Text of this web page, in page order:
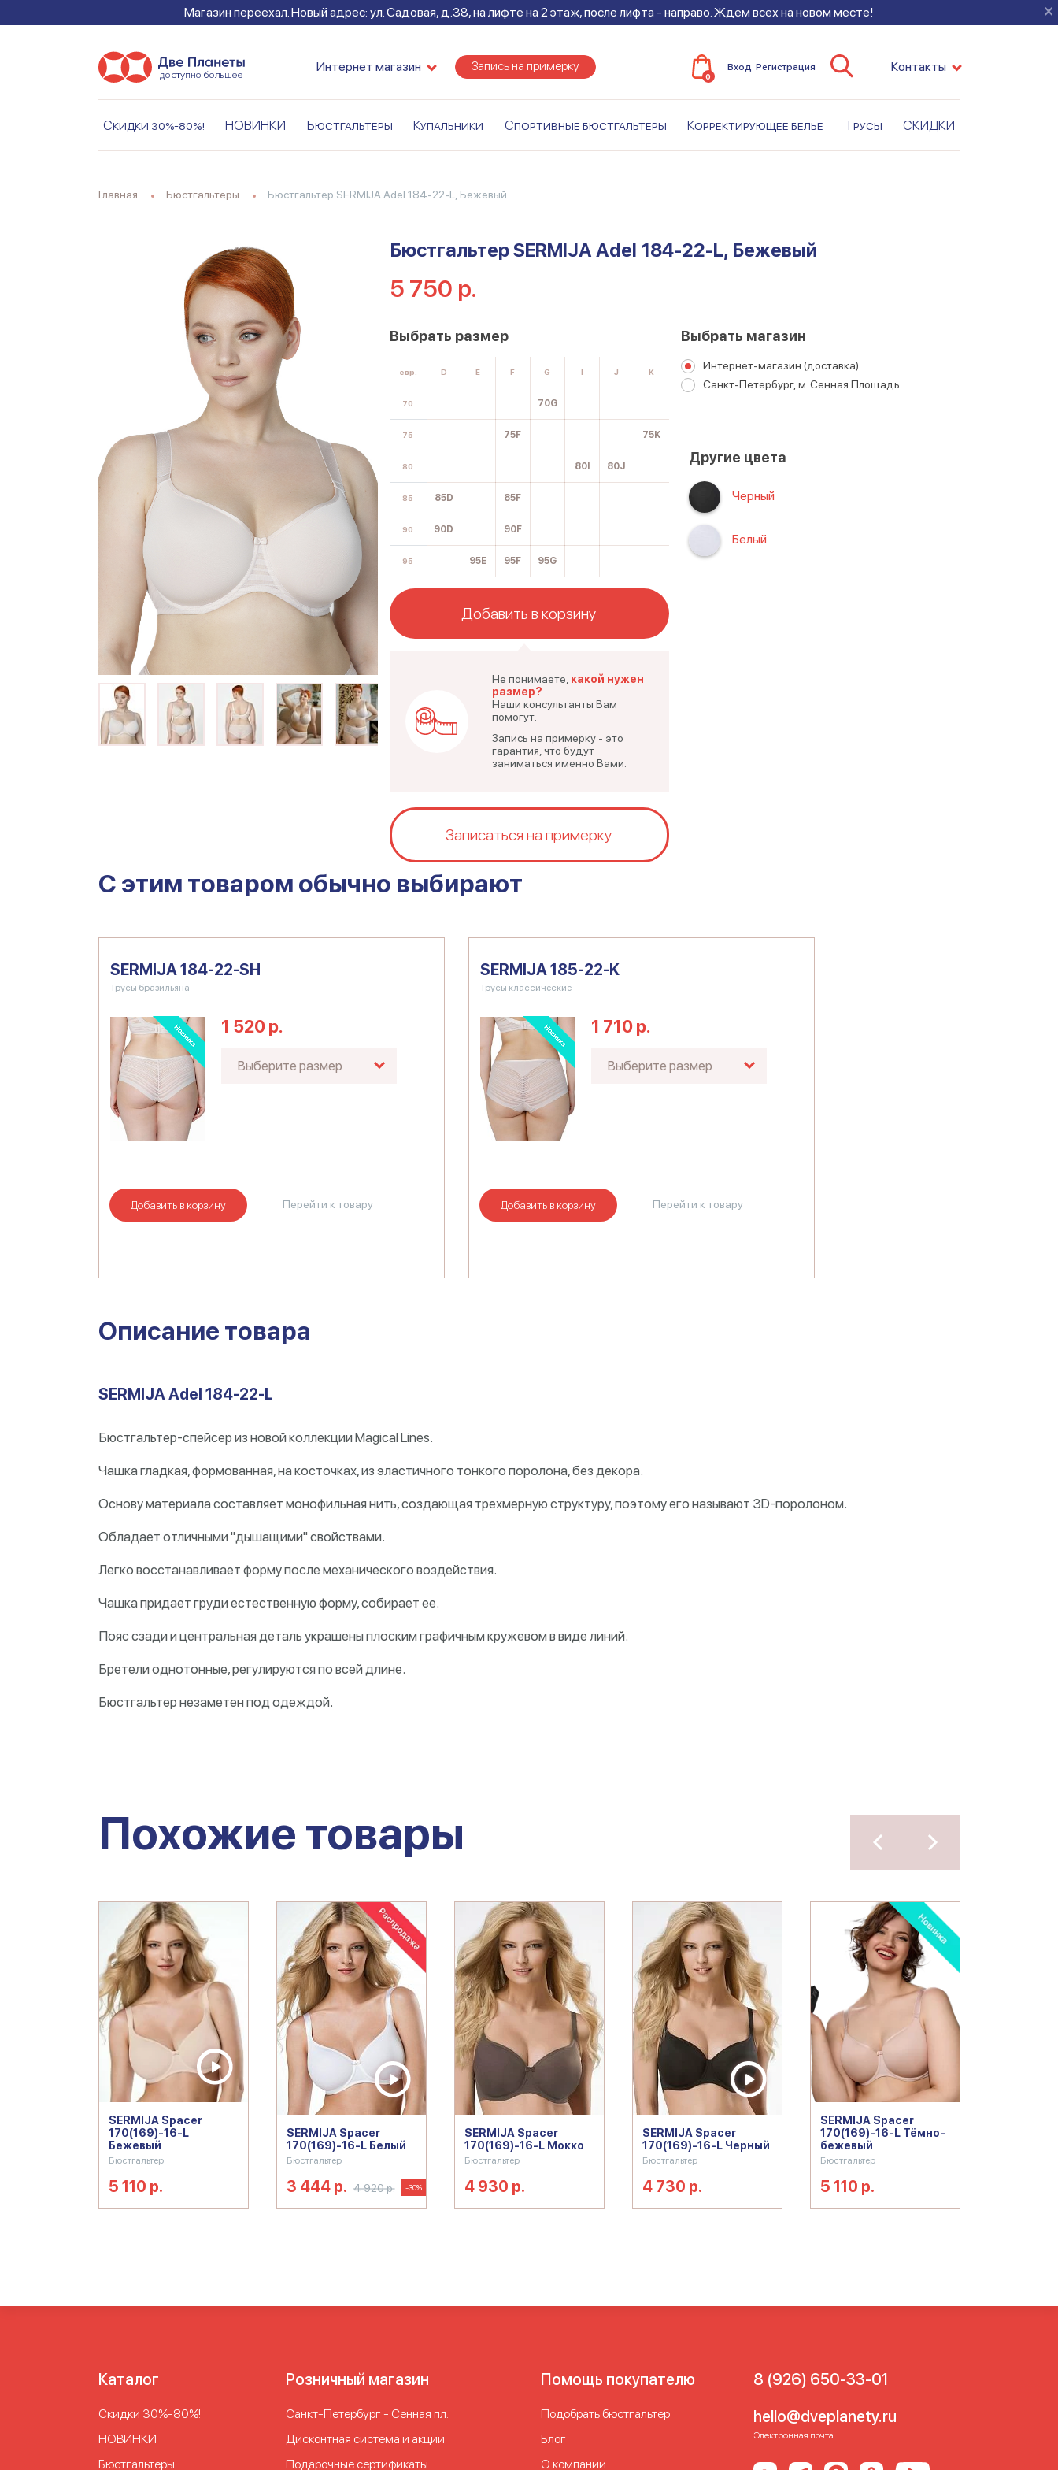
×
Магазин переехал. Новый адрес: ул. Садовая, д.38, на лифте на 2 этаж, после лифта - направо. Ждем всех на новом месте!
Интернет магазин Запись на примерку
0
Вход Регистрация Контакты
Скидки 30%-80%! НОВИНКИ Бюстгальтеры Купальники Спортивные бюстгальтеры Корректирующее белье Трусы СКИДКИ
Главная Бюстгальтеры Бюстгальтер SERMIJA Adel 184-22-L, Бежевый
Бюстгальтер SERMIJA Adel 184-22-L, Бежевый
5 750 р.
Выбрать размер
евр. D E F G I J K
70 70G
75 75F 75K
80 80I 80J
85 85D 85F
90 90D 90F
95 95E 95F 95G
Добавить в корзину
Не понимаете, какой нужен
размер?
Наши консультанты Вам
помогут.
Запись на примерку - это
гарантия, что будут
заниматься именно Вами.
Записаться на примерку
Выбрать магазин
Интернет-магазин (доставка)
Санкт-Петербург, м. Сенная Площадь
Другие цвета
Черный
Белый
C этим товаром обычно выбирают
SERMIJA 184-22-SH
Трусы бразильяна
1 520 р.
Выберите размер
Добавить в корзину Перейти к товару
SERMIJA 185-22-K
Трусы классические
1 710 р.
Выберите размер
Добавить в корзину Перейти к товару
Описание товара
SERMIJA Adel 184-22-L
Бюстгальтер-спейсер из новой коллекции Magical Lines.
Чашка гладкая, формованная, на косточках, из эластичного тонкого поролона, без декора.
Основу материала составляет монофильная нить, создающая трехмерную структуру, поэтому его называют 3D-поролоном.
Обладает отличными "дышащими" свойствами.
Легко восстанавливает форму после механического воздействия.
Чашка придает груди естественную форму, собирает ее.
Пояс сзади и центральная деталь украшены плоским графичным кружевом в виде линий.
Бретели однотонные, регулируются по всей длине.
Бюстгальтер незаметен под одеждой.
Похожие товары
SERMIJA Spacer
170(169)-16-L
Бежевый
Бюстгальтер
5 110 р.
SERMIJA Spacer
170(169)-16-L Белый
Бюстгальтер
3 444 р. 4 920 р. -30%
SERMIJA Spacer
170(169)-16-L Мокко
Бюстгальтер
4 930 р.
SERMIJA Spacer
170(169)-16-L Черный
Бюстгальтер
4 730 р.
SERMIJA Spacer
170(169)-16-L Тёмно-
бежевый
Бюстгальтер
5 110 р.
Каталог
Скидки 30%-80%!
НОВИНКИ
Бюстгальтеры
Розничный магазин
Cанкт-Петербург - Сенная пл.
Дисконтная система и акции
Подарочные сертификаты
Помощь покупателю
Подобрать бюстгальтер
Блог
О компании
8 (926) 650-33-01
hello@dveplanety.ru
Электронная почта